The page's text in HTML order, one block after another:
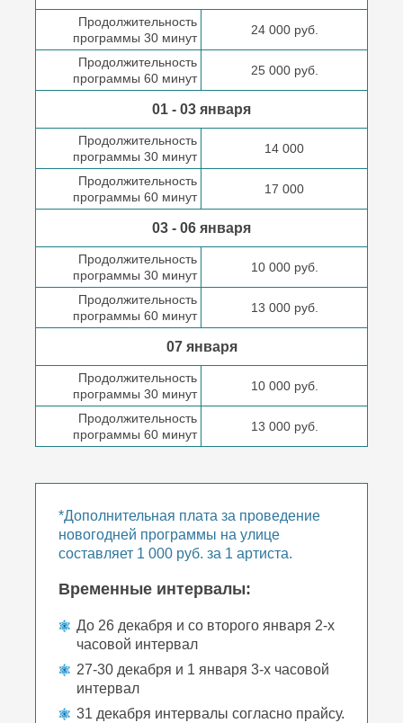
Продолжительность
программы 30 минут
24 000 руб.
Продолжительность
программы 60 минут
25 000 руб.
01 - 03 января
Продолжительность
программы 30 минут
14 000
Продолжительность
программы 60 минут
17 000
03 - 06 января
Продолжительность
программы 30 минут
10 000 руб.
Продолжительность
программы 60 минут
13 000 руб.
07 января
Продолжительность
программы 30 минут
10 000 руб.
Продолжительность
программы 60 минут
13 000 руб.
*Дополнительная плата за проведение
новогодней программы на улице
составляет 1 000 руб. за 1 артиста.
Временные интервалы:
До 26 декабря и со второго января 2-х
часовой интервал
27-30 декабря и 1 января 3-х часовой
интервал
31 декабря интервалы согласно прайсу.